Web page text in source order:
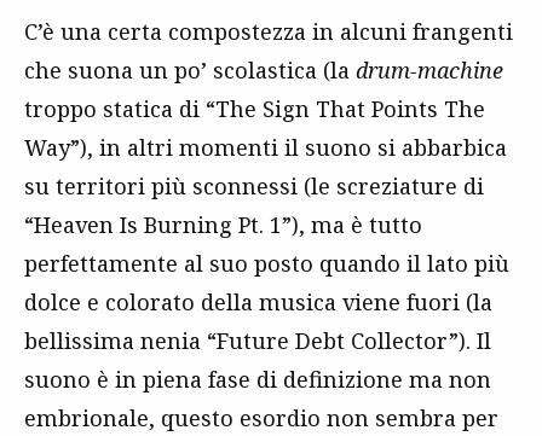
C’è una certa compostezza in alcuni frangenti
che suona un po’ scolastica (la drum-machine
troppo statica di “The Sign That Points The
Way”), in altri momenti il suono si abbarbica
su territori più sconnessi (le screziature di
“Heaven Is Burning Pt. 1”), ma è tutto
perfettamente al suo posto quando il lato più
dolce e colorato della musica viene fuori (la
bellissima nenia “Future Debt Collector”). Il
suono è in piena fase di definizione ma non
embrionale, questo esordio non sembra per